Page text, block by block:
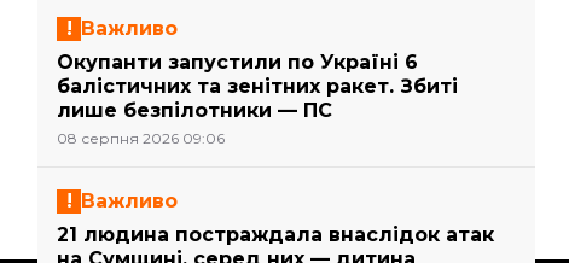
Важливо
Окупанти запустили по Україні 6
балістичних та зенітних ракет. Збиті
лише безпілотники — ПС
08 серпня 2026 09:06
Важливо
21 людина постраждала внаслідок атак